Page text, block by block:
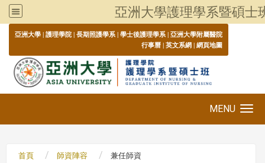
亞洲大學護理學系暨碩士
亞洲大學 | 護理學院 | 長期照護學系 | 學士後護理學系 | 亞洲大學附屬醫院
行事曆 | 英文系網 | 網頁地圖
MENU
首頁 師資陣容 兼任師資